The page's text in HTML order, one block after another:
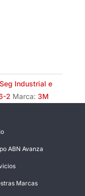
Seg Industrial e
2 Marca: 3M
ABN Avanza
Marcas